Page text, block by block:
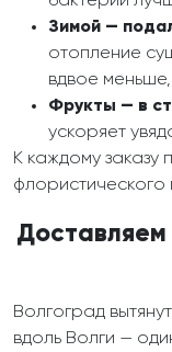
Зимой —
отопление
вдвое
Фрукты — в
ускоряет
К каждому заказу
флористического
Волгоград
вдоль Волги —